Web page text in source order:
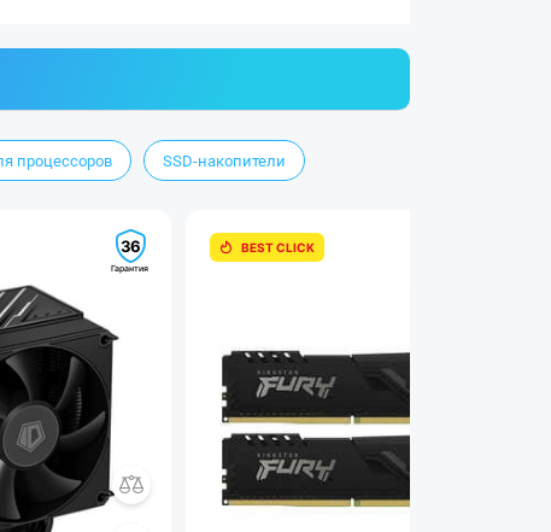
процессоров SSD-накопители
36
Гарантия
BEST CLICK